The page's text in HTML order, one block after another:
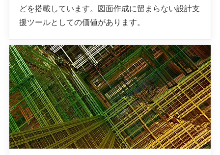
どを搭載しています。図面作成に留まらない設計支
援ツールとしての価値があります。